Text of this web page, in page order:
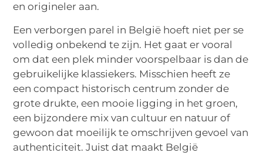
en origineler aan.
Een verborgen parel in België hoeft niet per se
volledig onbekend te zijn. Het gaat er vooral
om dat een plek minder voorspelbaar is dan de
gebruikelijke klassiekers. Misschien heeft ze
een compact historisch centrum zonder de
grote drukte, een mooie ligging in het groen,
een bijzondere mix van cultuur en natuur of
gewoon dat moeilijk te omschrijven gevoel van
authenticiteit. Juist dat maakt België